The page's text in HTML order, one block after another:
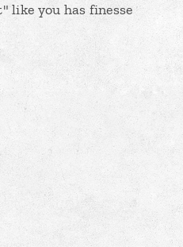
like you has finesse